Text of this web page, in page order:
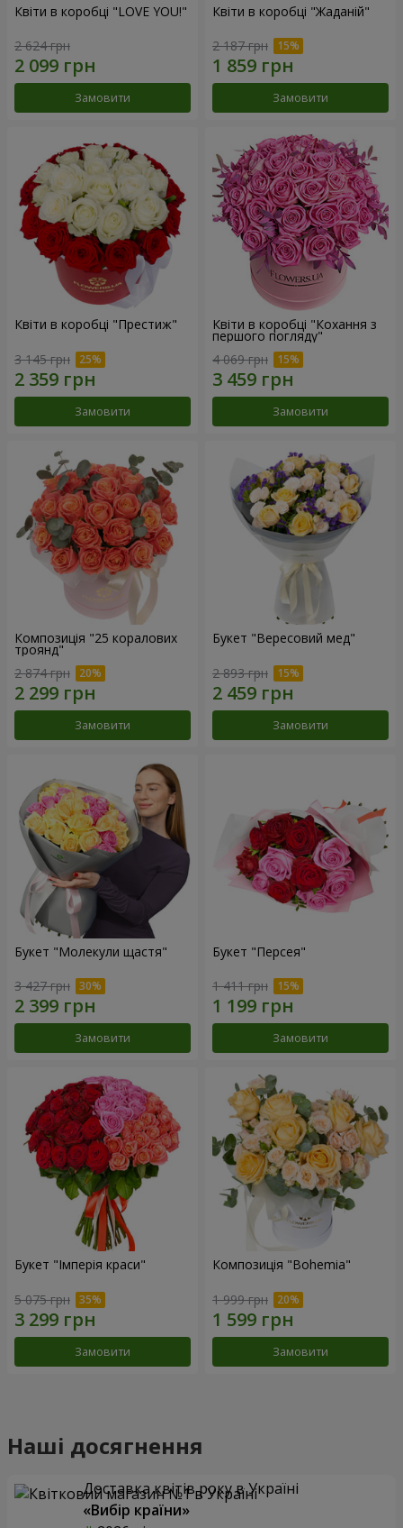
Квіти в коробці "LOVE YOU!"
2 624 грн
Замовити
Квіти в коробці "Жаданій"
2 187 грн
Замовити
Квіти в коробці "Престиж"
3 145 грн
Замовити
Квіти в коробці "Кохання з
першого погляду"
4 069 грн
Замовити
Композиція "25 коралових
троянд"
2 874 грн
Замовити
Букет "Вересовий мед"
2 893 грн
Замовити
Букет "Молекули щастя"
3 427 грн
Замовити
Букет "Персея"
1 411 грн
Замовити
Букет "Імперія краси"
5 075 грн
Замовити
Композиція "Bohemia"
1 999 грн
Замовити
Наші досягнення
Доставка квітів року в Україні
«Вибір країни»